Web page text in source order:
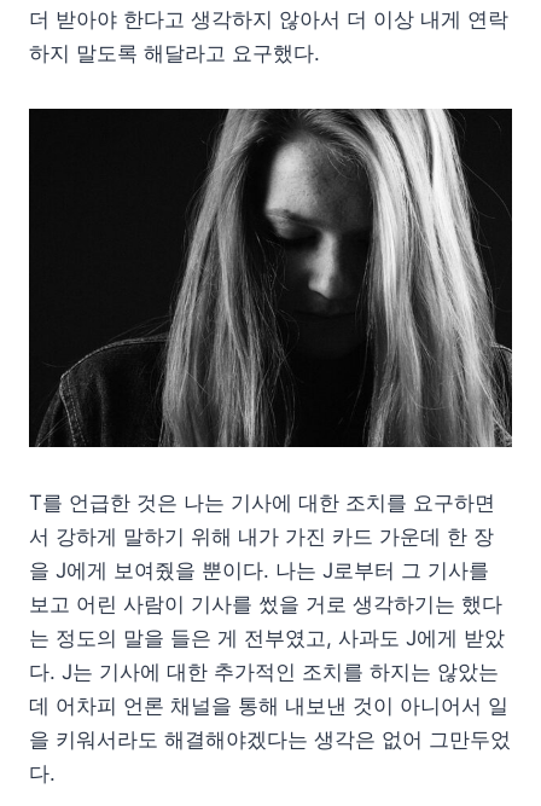
더 받아야 한다고 생각하지 않아서 더 이상 내게 연락
하지 말도록 해달라고 요구했다.
T를 언급한 것은 나는 기사에 대한 조치를 요구하면
서 강하게 말하기 위해 내가 가진 카드 가운데 한 장
을 J에게 보여줬을 뿐이다. 나는 J로부터 그 기사를
보고 어린 사람이 기사를 썼을 거로 생각하기는 했다
는 정도의 말을 들은 게 전부였고, 사과도 J에게 받았
다. J는 기사에 대한 추가적인 조치를 하지는 않았는
데 어차피 언론 채널을 통해 내보낸 것이 아니어서 일
을 키워서라도 해결해야겠다는 생각은 없어 그만두었
다.